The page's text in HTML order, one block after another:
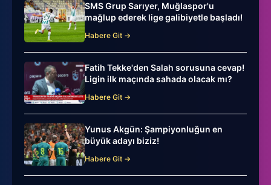
SMS Grup Sarıyer, Muğlaspor'u
mağlup ederek lige galibiyetle başladı!
Habere Git →
Fatih Tekke'den Salah sorusuna cevap!
Ligin ilk maçında sahada olacak mı?
Habere Git →
Yunus Akgün: Şampiyonluğun en
büyük adayı biziz!
Habere Git →